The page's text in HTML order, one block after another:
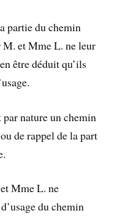
partie du chemin
M. et Mme L. ne leur
être déduit qu’ils
nature un chemin
de rappel de la part
Mme L. ne
du chemin